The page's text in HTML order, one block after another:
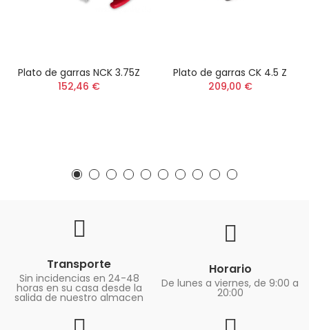
Plato de garras NCK 3.75Z
152,46 €
Plato de garras CK 4.5 Z
209,00 €
Transporte
Sin incidencias en 24-48
horas en su casa desde la
salida de nuestro almacen
Horario
De lunes a viernes, de 9:00 a
20:00